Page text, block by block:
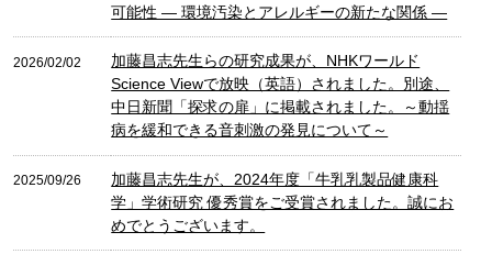
可能性 ― 環境汚染とアレルギーの新たな関係 ―
2026/02/02
加藤昌志先生らの研究成果が、NHKワールド
Science Viewで放映（英語）されました。別途、
中日新聞「探求の扉」に掲載されました。～動揺
病を緩和できる音刺激の発見について～
2025/09/26
加藤昌志先生が、2024年度「牛乳乳製品健康科
学」学術研究 優秀賞をご受賞されました。誠にお
めでとうございます。